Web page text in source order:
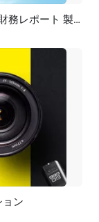
企業タイムライン インフォグラフィック 財務レポート 製品サービス プレゼンテーション ビジネス プロジェクト管理 進捗状況
ン